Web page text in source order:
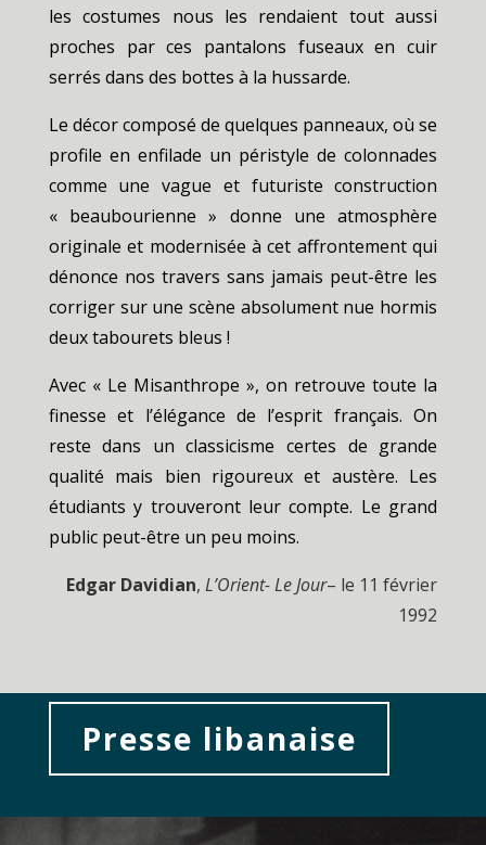
les costumes nous les rendaient tout aussi
proches par ces pantalons fuseaux en cuir
serrés dans des bottes à la hussarde.
Le décor composé de quelques panneaux, où se
profile en enfilade un péristyle de colonnades
comme une vague et futuriste construction
« beaubourienne » donne une atmosphère
originale et modernisée à cet affrontement qui
dénonce nos travers sans jamais peut-être les
corriger sur une scène absolument nue hormis
deux tabourets bleus !
Avec « Le Misanthrope », on retrouve toute la
finesse et l’élégance de l’esprit français. On
reste dans un classicisme certes de grande
qualité mais bien rigoureux et austère. Les
étudiants y trouveront leur compte. Le grand
public peut-être un peu moins.
Edgar Davidian,L’Orient- Le Jour– le 11 février
1992
Presse libanaise